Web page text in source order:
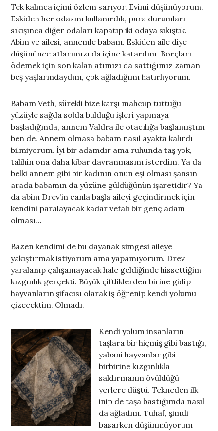
Tek kalınca içimi özlem sarıyor. Evimi düşünüyorum.
Eskiden her odasını kullanırdık, para durumları
sıkışınca diğer odaları kapatıp iki odaya sıkıştık.
Abim ve ailesi, annemle babam. Eskiden aile diye
düşününce atlarımızı da içine katardım. Borçları
ödemek için son kalan atımızı da sattığımız zaman
beş yaşlarındaydım, çok ağladığımı hatırlıyorum.
Babam Veth, sürekli bize karşı mahcup tuttuğu
yüzüyle sağda solda bulduğu işleri yapmaya
başladığında, annem Valdra ile otacılığa başlamıştım
ben de. Annem olmasa babam nasıl ayakta kalırdı
bilmiyorum. İyi bir adamdır ama ruhunda taş yok,
talihin ona daha kibar davranmasını isterdim. Ya da
belki annem gibi bir kadının onun eşi olması şansın
arada babamın da yüzüne güldüğünün işaretidir? Ya
da abim Drev’in canla başla aileyi geçindirmek için
kendini paralayacak kadar vefalı bir genç adam
olması…
Bazen kendimi de bu dayanak simgesi aileye
yakıştırmak istiyorum ama yapamıyorum. Drev
yaralanıp çalışamayacak hale geldiğinde hissettiğim
kızgınlık gerçekti. Büyük çiftliklerden birine gidip
hayvanların şifacısı olarak iş öğrenip kendi yolumu
çizecektim. Olmadı.
Kendi yolum insanların
taşlara bir hiçmiş gibi bastığı,
yabani hayvanlar gibi
birbirine kızgınlıkla
saldırmanın övüldüğü
yerlere düştü. Tekneden ilk
inip de taşa bastığımda nasıl
da ağladım. Tuhaf, şimdi
basarken düşünmüyorum